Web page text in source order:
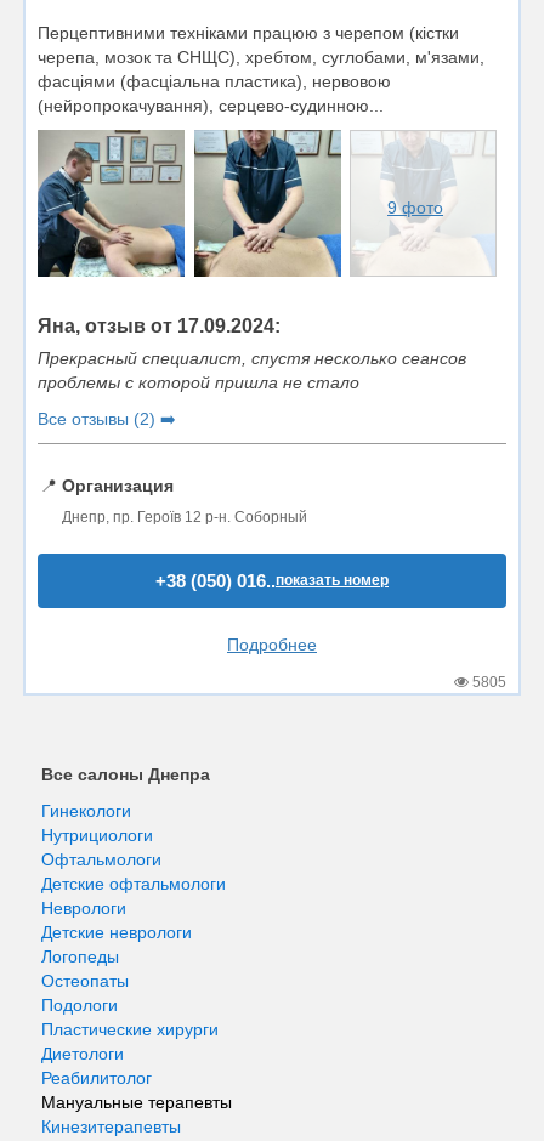
Перцептивними техніками працюю з черепом (кістки
черепа, мозок та СНЩС), хребтом, суглобами, м'язами,
фасціями (фасціальна пластика), нервовою
(нейропрокачування), серцево-судинною...
9 фото
Яна, отзыв от 17.09.2024:
Прекрасный специалист, спустя несколько сеансов
проблемы с которой пришла не стало
Все отзывы (2) ➡️
📍 Организация
Днепр, пр. Героїв 12 р-н. Соборный
+38 (050) 016..показать номер
Подробнее
5805
Все салоны Днепра
Гинекологи
Нутрициологи
Офтальмологи
Детские офтальмологи
Неврологи
Детские неврологи
Логопеды
Остеопаты
Подологи
Пластические хирурги
Диетологи
Реабилитолог
Мануальные терапевты
Кинезитерапевты